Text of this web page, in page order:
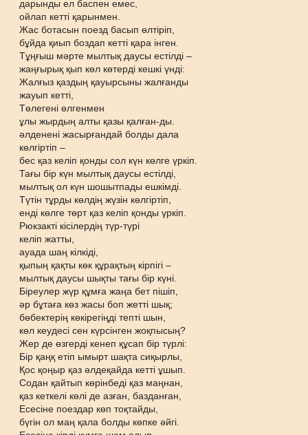
дарынды ел баспен емес,
ойлап кетті қарынмен.
Жас ботасын поезд басып өлтіріп,
бұйда қиып боздап кетті қара інген.
Тұңғыш мәрте мылтық даусы естілді –
жаңғырық қып көл көтерді кешкі үнді:
Жалғыз қаздың қауырсыны жалғанды
жауып кетті,
Төлегені өлгенмен
ұлы жырдың алты қазы қалған-ды.
әлденені жасырғандай болды дала
көлгіртіп –
бес қаз келіп қонды сол күн көлге үркіп.
Тағы бір күн мылтық даусы естілді,
мылтық ол күн шошытпады ешкімді.
Түтін тұрды көлдің жүзін көлгіртіп,
енді көлге төрт қаз келіп қонды үркіп.
Рюкзакті кісілердің түр-түрі
келіп жатты,
ауада шаң кілкіді,
қыпың қақты көк құрақтың кірпігі –
мылтық даусы шықты тағы бір күні.
Біреулер жүр құмға жаңа бет пішіп,
әр бұтаға көз жасы боп жетті шық;
бөбектерің көкірегіңді тепті шын,
көл кеудесі сен күрсінген жоқпысың?
Жер де өзгерді кенеп құсап бір түрлі:
Бір қаңқ етіп ымырт шақта сиқырлы,
Қос қоңыр қаз әлдеқайда кетті ұшып.
Содан қайтып көрінбеді қаз маңнан,
қаз кеткелі көлі де азған, базданған,
Есесіне поездар көп тоқтайды,
бүгін ол маң қала болды көпке әйгі.